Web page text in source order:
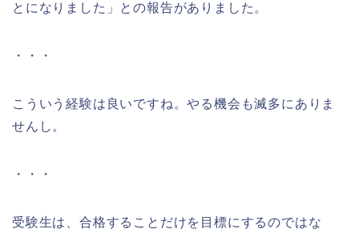
とになりました」との報告がありました。
・・・
こういう経験は良いですね。やる機会も滅多にありま
せんし。
・・・
受験生は、合格することだけを目標にするのではな